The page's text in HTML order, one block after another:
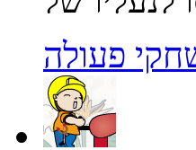
פעולה